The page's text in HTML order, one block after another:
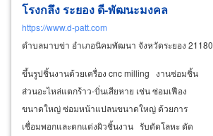
โรงกลึง ระยอง ดี-พัฒนะมงคล
https://www.d-patt.com
ตำบลมาบข่า อำเภอนิคมพัฒนา จังหวัดระยอง 21180
ขึ้นรูปชิ้นงานด้วยเครื่อง cnc milling งานซ่อมชิ้น
ส่วนอะไหล่แตกร้าว-บิ่นเสียหาย เช่น ซ่อมเฟือง
ขนาดใหญ่ ซ่อมหน้าแปลนขนาดใหญ่ ด้วยการ
เชื่อมพอกและตกแต่งผิวชิ้นงาน รับตัดโลหะ ตัด